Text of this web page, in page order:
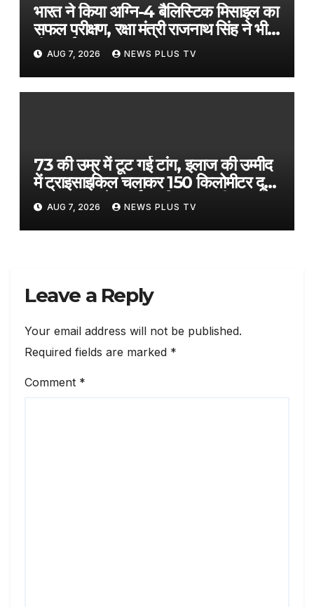
भारत ने किया अग्नि-4 बैलिस्टिक मिसाइल का
सफल परीक्षण, रक्षा मंत्री राजनाथ सिंह ने भी
दी बधाई​on August 6, 2026 at 5:22
pm
AUG 7, 2026 NEWS PLUS TV
73 की उम्र में टूट गई टांग, इलाज की उम्मीद
में ट्राइसाइकिल चलाकर 150 किलोमीटर दूर
अस्पताल पहुंचे बुजुर्ग, 3 दिन तक की यात्रा​
on August 6, 2026 at 6:09 pm
AUG 7, 2026 NEWS PLUS TV
Leave a Reply
Your email address will not be published.
Required fields are marked *
Comment *